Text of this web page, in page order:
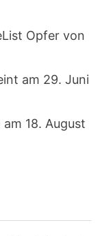
Opfer von
am 29. Juni
18. August